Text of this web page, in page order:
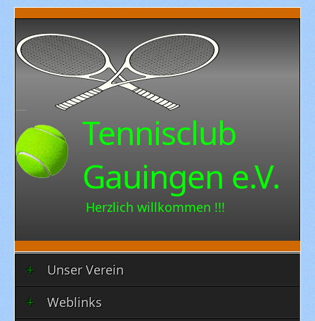
Tennisclub
Gauingen e.V.
Herzlich willkommen !!!
Unser Verein
Weblinks